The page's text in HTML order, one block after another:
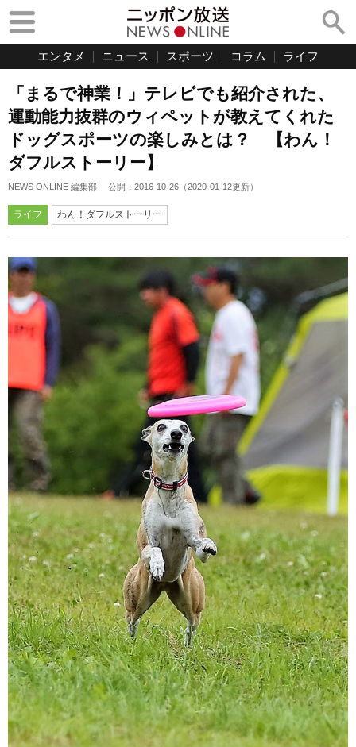
エンタメ ニュース スポーツ コラム ライフ
「まるで神業！」テレビでも紹介された、
運動能力抜群のウィペットが教えてくれた
ドッグスポーツの楽しみとは？ 【わん！
ダフルストーリー】
NEWS ONLINE 編集部 公開： 2016-10-26 （2020-01-12更新）
ライフ わん！ダフルストーリー